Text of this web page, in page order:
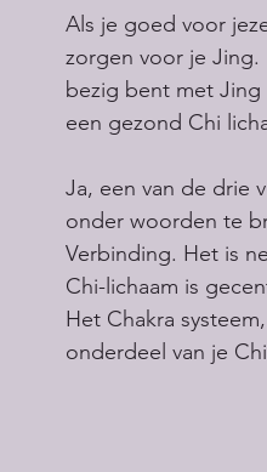
Als je goed voor
zorgen voor je Jing.
bezig bent met Jing
een gezond Chi
Ja, een van de drie
onder woorden te
Verbinding. Het is
Chi-lichaam is
Het Chakra
onderdeel van je